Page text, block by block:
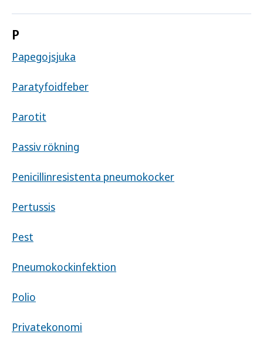
P
Papegojsjuka
Paratyfoidfeber
Parotit
Passiv rökning
Penicillinresistenta pneumokocker
Pertussis
Pest
Pneumokockinfektion
Polio
Privatekonomi